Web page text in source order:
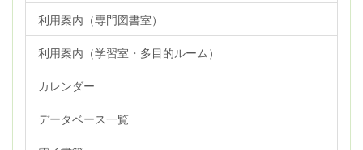
利用案内（専門図書室）
利用案内（学習室・多目的ルーム）
カレンダー
データベース一覧